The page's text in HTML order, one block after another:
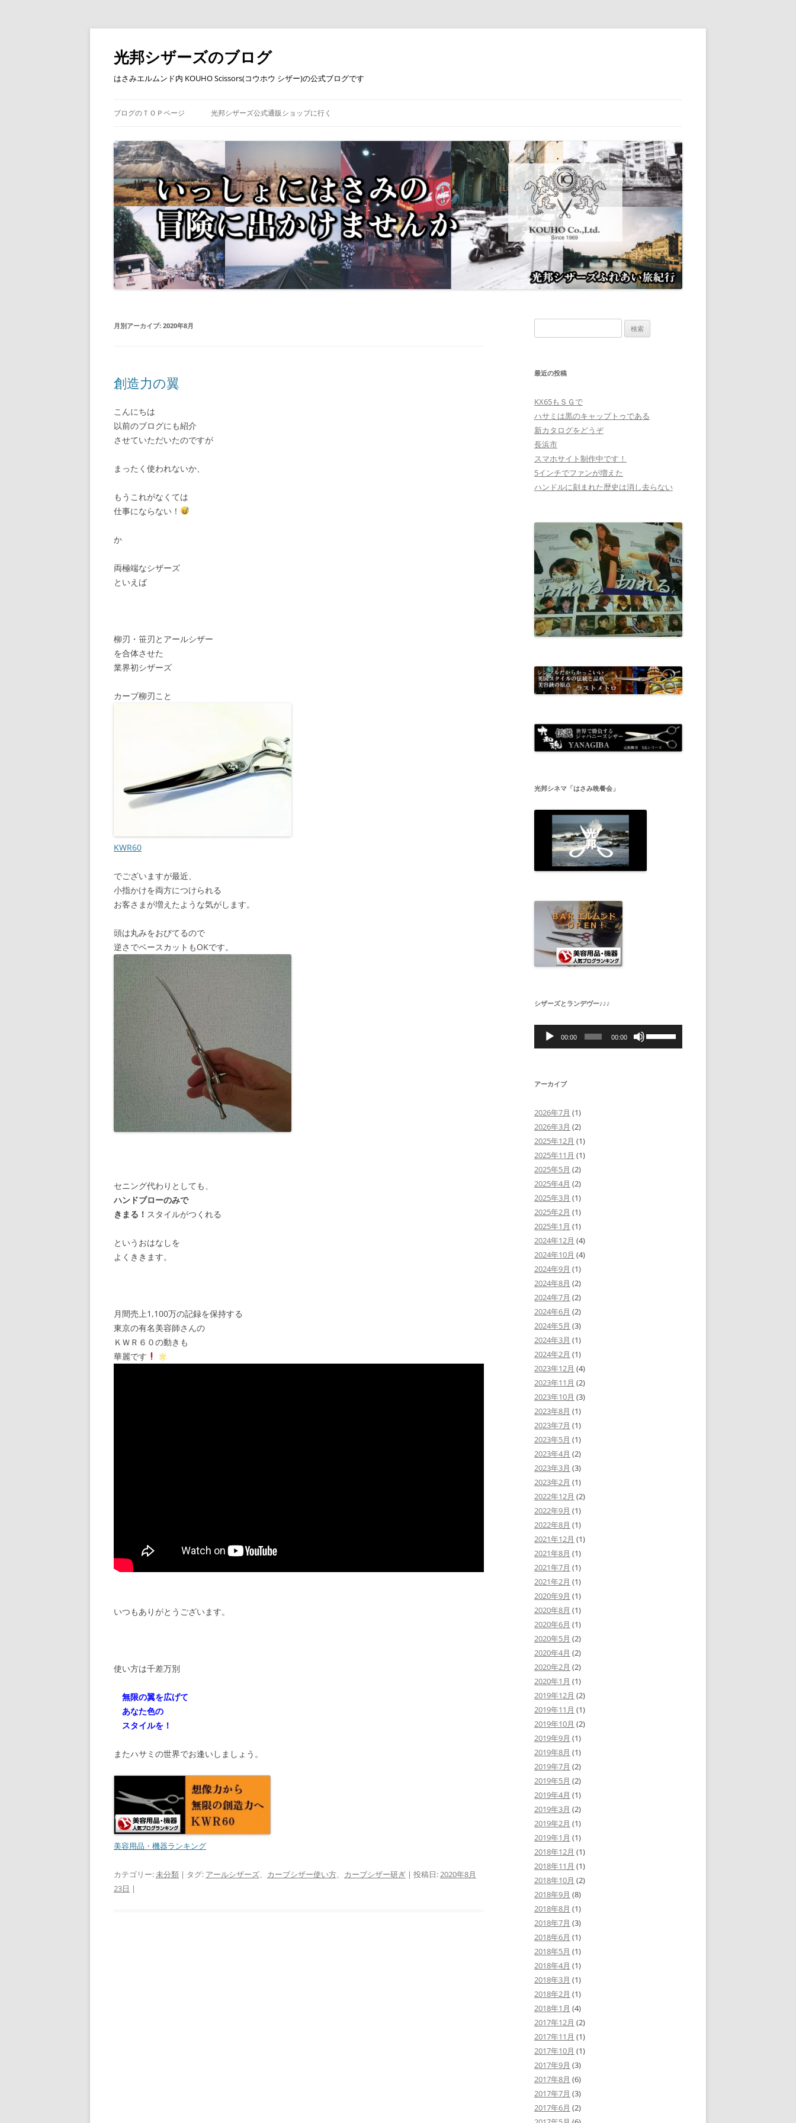
コ
テ
ン
ツ
へ
ス
光邦シザーズのブログ
はさみエルムンド内 KOUHO Scissors(コウホウ シザー)の公式ブログです
ブログのＴＯＰページ 光邦シザーズ公式通販ショップに行く
月別アーカイブ: 2020年8月
創造力の翼
こんにちは
以前のブログにも紹介
させていただいたのですが
まったく使われないか、
もうこれがなくては
仕事にならない！
か
両極端なシザーズ
といえば
柳刃・笹刃とアールシザー
を合体させた
業界初シザーズ
カーブ柳刃こと
KWR60
でございますが最近、
小指かけを両方につけられる
お客さまが増えたような気がします。
頭は丸みをおびてるので
逆さでベースカットもOKです。
セニング代わりとしても、
ハンドブローのみで
きまる！ スタイルがつくれる
というおはなしを
よくききます。
月間売上1,100万の記録を保持する
東京の有名美容師さんの
ＫＷＲ６０の動きも
華麗です
いつもありがとうございます。
使い方は千差万別
無限の翼を広げて
あなた色の
スタイルを！
またハサミの世界でお逢いしましょう。
美容用品・機器ランキング
カテゴリー:未分類 | タグ: アールシザーズ、 カーブシザー使い方、 カーブシザー研ぎ | 投稿日:2020年8月
23日 |
索:
最近の投稿
KX65もＳＧで
ハサミは黒のキャップトゥである
新カタログをどうぞ
長浜市
スマホサイト制作中です！
5インチでファンが増えた
ハンドルに刻まれた歴史は消し去らない
光邦シネマ「はさみ晩餐会」
シザーズとランデヴー♪♪♪
音
00:00 00:00
リ
アーカイブ
2026年7月 (1)
2026年3月 (2)
2025年12月 (1)
2025年11月 (1)
2025年5月 (2)
2025年4月 (2)
2025年3月 (1)
2025年2月 (1)
2025年1月 (1)
2024年12月 (4)
2024年10月 (4)
2024年9月 (1)
2024年8月 (2)
2024年7月 (2)
2024年6月 (2)
2024年5月 (3)
2024年3月 (1)
2024年2月 (1)
2023年12月 (4)
2023年11月 (2)
2023年10月 (3)
2023年8月 (1)
2023年7月 (1)
2023年5月 (1)
2023年4月 (2)
2023年3月 (3)
2023年2月 (1)
2022年12月 (2)
2022年9月 (1)
2022年8月 (1)
2021年12月 (1)
2021年8月 (1)
2021年7月 (1)
2021年2月 (1)
2020年9月 (1)
2020年8月 (1)
2020年6月 (1)
2020年5月 (2)
2020年4月 (2)
2020年2月 (2)
2020年1月 (1)
2019年12月 (2)
2019年11月 (1)
2019年10月 (2)
2019年9月 (1)
2019年8月 (1)
2019年7月 (2)
2019年5月 (2)
2019年4月 (1)
2019年3月 (2)
2019年2月 (1)
2019年1月 (1)
2018年12月 (1)
2018年11月 (1)
2018年10月 (2)
2018年9月 (8)
2018年8月 (1)
2018年7月 (3)
2018年6月 (1)
2018年5月 (1)
2018年4月 (1)
2018年3月 (1)
2018年2月 (1)
2018年1月 (4)
2017年12月 (2)
2017年11月 (1)
2017年10月 (1)
2017年9月 (3)
2017年8月 (6)
2017年7月 (3)
2017年6月 (2)